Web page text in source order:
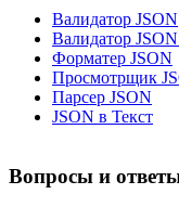
Валидатор JSON
Валидатор
Форматер JSON
Просмотрщик
Парсер JSON
JSON в Текст
Вопросы и